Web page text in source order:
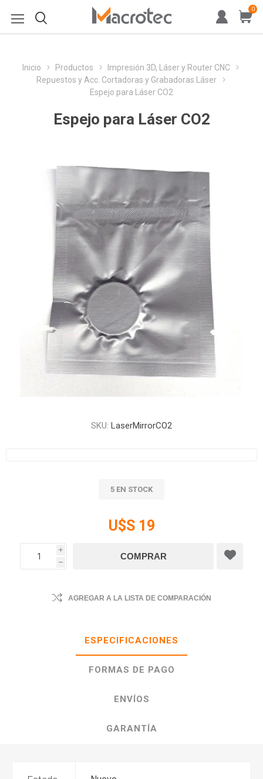
0
Inicio Productos
Impresión 3D, Láser y Router CNC
Repuestos y Acc. Cortadoras y Grabadoras Láser
Espejo para Láser CO2
Espejo para Láser CO2
SKU: LaserMirrorCO2
5 EN STOCK
U$S 19
i
h
AGREGAR A LA LISTA DE COMPARACIÓN
ESPECIFICACIONES
FORMAS DE PAGO
ENVÍOS
GARANTÍA